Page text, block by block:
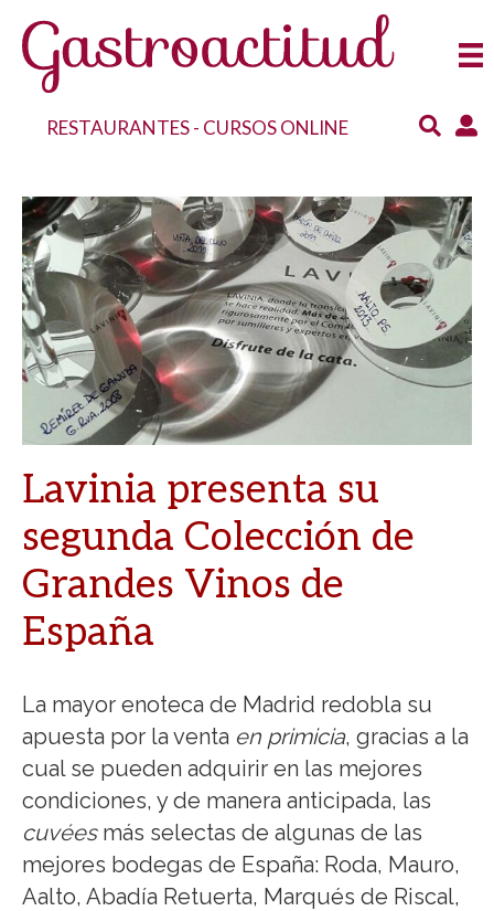
RESTAURANTES- CURSOS ONLINE
Lavinia presenta su
segunda Colección de
Grandes Vinos de
España
La mayor enoteca de Madrid redobla su
apuesta por la venta en primicia, gracias a la
cual se pueden adquirir en las mejores
condiciones, y de manera anticipada, las
cuvéesmás selectas de algunas de las
mejores bodegas de España: Roda, Mauro,
Aalto, Abadía Retuerta, Marqués de Riscal,